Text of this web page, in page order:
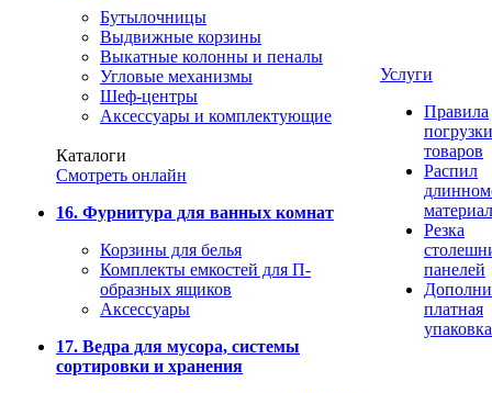
Бутылочницы
Выдвижные корзины
Выкатные колонны и пеналы
Угловые механизмы
Шеф-центры
Аксессуары и комплектующие
Каталоги
Смотреть онлайн
16. Фурнитура для ванных комнат
Корзины для белья
Комплекты емкостей для П-
образных ящиков
Аксессуары
17. Ведра для мусора, системы
сортировки и хранения
Услуги
Правила
погрузки
товаров
Распил
Резка
панелей
платная
упаковка